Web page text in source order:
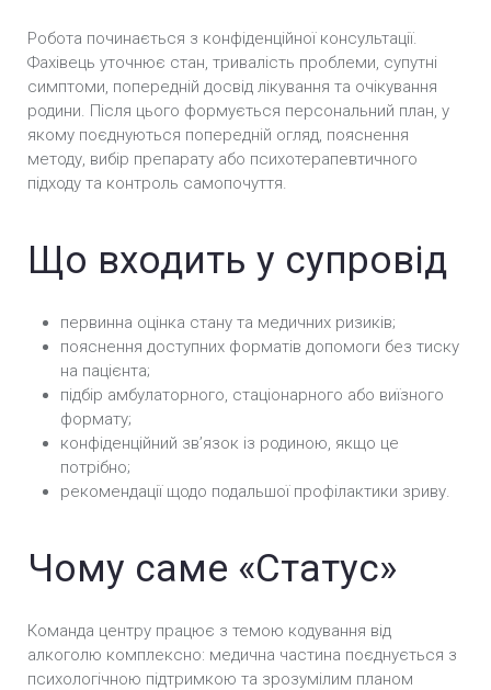
Вшивання ампули від алкоголізму (Підшивка) у
Черкасах
Кодування Препаратом «Аквілонг» у Черкасах
Робота починається з конфіденційної консультації.
Фахівець уточнює стан, тривалість проблеми, супутні
симптоми, попередній досвід лікування та очікування
родини. Після цього формується персональний план, у
якому поєднуються попередній огляд, пояснення
методу, вибір препарату або психотерапевтичного
підходу та контроль самопочуття.
Що входить у супровід
первинна оцінка стану та медичних ризиків;
пояснення доступних форматів допомоги без тиску
на пацієнта;
підбір амбулаторного, стаціонарного або виїзного
формату;
конфіденційний звʼязок із родиною, якщо це
потрібно;
рекомендації щодо подальшої профілактики зриву.
Чому саме «Статус»
Команда центру працює з темою кодування від
алкоголю комплексно: медична частина поєднується з
психологічною підтримкою та зрозумілим планом